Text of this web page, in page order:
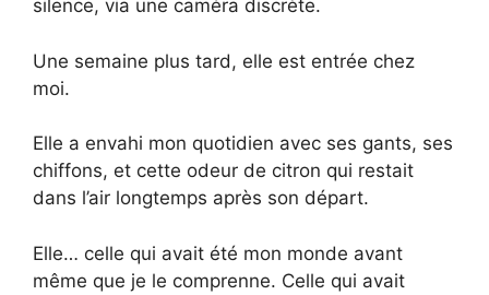
silence, via une caméra discrète.
Une semaine plus tard, elle est entrée chez
moi.
Elle a envahi mon quotidien avec ses gants, ses
chiffons, et cette odeur de citron qui restait
dans l’air longtemps après son départ.
Elle… celle qui avait été mon monde avant
même que je le comprenne. Celle qui avait